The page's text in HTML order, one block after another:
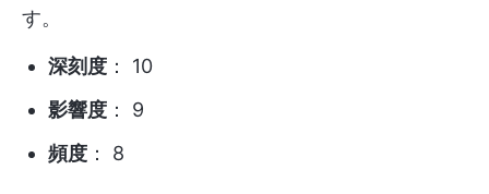
す。
深刻度 ： 10
影響度 ： 9
頻度 ： 8